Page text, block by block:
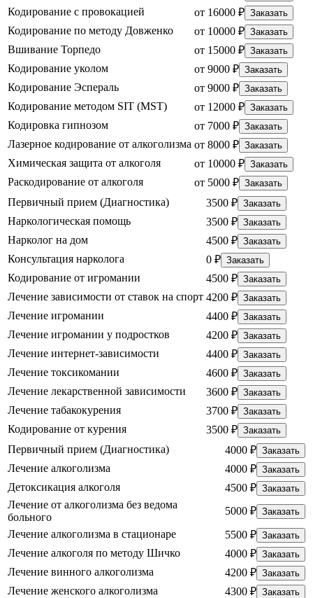
Кодирование с провокацией от 16000 ₽ Заказать
Кодирование по методу Довженко от 10000 ₽ Заказать
Вшивание Торпедо от 15000 ₽ Заказать
Кодирование уколом от 9000 ₽ Заказать
Кодирование Эспераль от 9000 ₽ Заказать
Кодирование методом SIT (MST) от 12000 ₽ Заказать
Кодировка гипнозом от 7000 ₽ Заказать
Лазерное кодирование от алкоголизма от 8000 ₽ Заказать
Химическая защита от алкоголя от 10000 ₽ Заказать
Раскодирование от алкоголя от 5000 ₽ Заказать
Первичный прием (Диагностика) 3500 ₽ Заказать
Наркологическая помощь 3500 ₽ Заказать
Нарколог на дом 4500 ₽ Заказать
Консультация нарколога 0 ₽ Заказать
Кодирование от игромании 4500 ₽ Заказать
Лечение зависимости от ставок на спорт 4200 ₽ Заказать
Лечение игромании 4400 ₽ Заказать
Лечение игромании у подростков 4200 ₽ Заказать
Лечение интернет-зависимости 4400 ₽ Заказать
Лечение токсикомании 4600 ₽ Заказать
Лечение лекарственной зависимости 3600 ₽ Заказать
Лечение табакокурения 3700 ₽ Заказать
Кодирование от курения 3500 ₽ Заказать
Первичный прием (Диагностика) 4000 ₽ Заказать
Лечение алкоголизма 4000 ₽ Заказать
Детоксикация алкоголя 4500 ₽ Заказать
Лечение от алкоголизма без ведома
больного
5000 ₽ Заказать
Лечение алкоголизма в стационаре 5500 ₽ Заказать
Лечение алкоголя по методу Шичко 4000 ₽ Заказать
Лечение винного алкоголизма 4200 ₽ Заказать
Лечение женского алкоголизма 4300 ₽ Заказать